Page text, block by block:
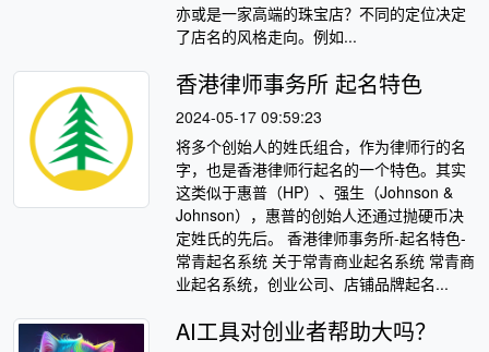
亦或是一家高端的珠宝店？不同的定位决定
了店名的风格走向。例如...
香港律师事务所 起名特色
2024-05-17 09:59:23
将多个创始人的姓氏组合，作为律师行的名
字，也是香港律师行起名的一个特色。其实
这类似于惠普（HP）、强生（Johnson &
Johnson），惠普的创始人还通过抛硬币决
定姓氏的先后。 香港律师事务所-起名特色-
常青起名系统 关于常青商业起名系统 常青商
业起名系统，创业公司、店铺品牌起名...
AI工具对创业者帮助大吗？